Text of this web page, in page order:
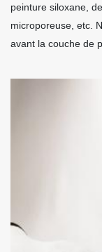
peinture siloxane,
microporeuse, etc.
avant la couche de